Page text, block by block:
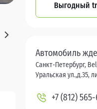
Выгодный
Автомобиль
Санкт-Петербург,
Уральская ул.,д.35,
+7 (812)